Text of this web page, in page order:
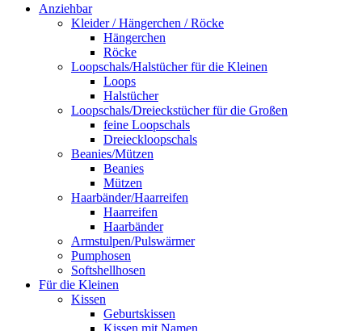
Anziehbar
Kleider / Hängerchen / Röcke
Hängerchen
Röcke
Loopschals/Halstücher für die Kleinen
Loops
Halstücher
Loopschals/Dreieckstücher für die Großen
feine Loopschals
Dreieckloopschals
Beanies/Mützen
Beanies
Mützen
Haarbänder/Haarreifen
Haarreifen
Haarbänder
Armstulpen/Pulswärmer
Pumphosen
Softshellhosen
Für die Kleinen
Kissen
Geburtskissen
Kissen mit Namen